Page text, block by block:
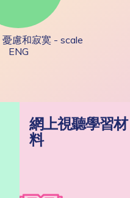
慮和寂寞 - scale
ENG
網上視聽學習材
料